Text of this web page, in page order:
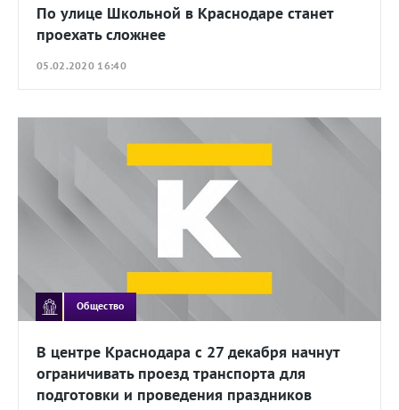
По улице Школьной в Краснодаре станет
проехать сложнее
05.02.2020 16:40
Общество
В центре Краснодара с 27 декабря начнут
ограничивать проезд транспорта для
подготовки и проведения праздников